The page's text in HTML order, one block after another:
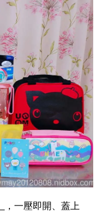
，一壓即開、蓋上